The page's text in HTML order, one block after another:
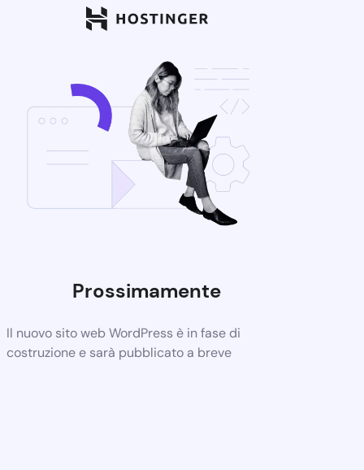
Prossimamente
Il nuovo sito web WordPress è in fase di
costruzione e sarà pubblicato a breve